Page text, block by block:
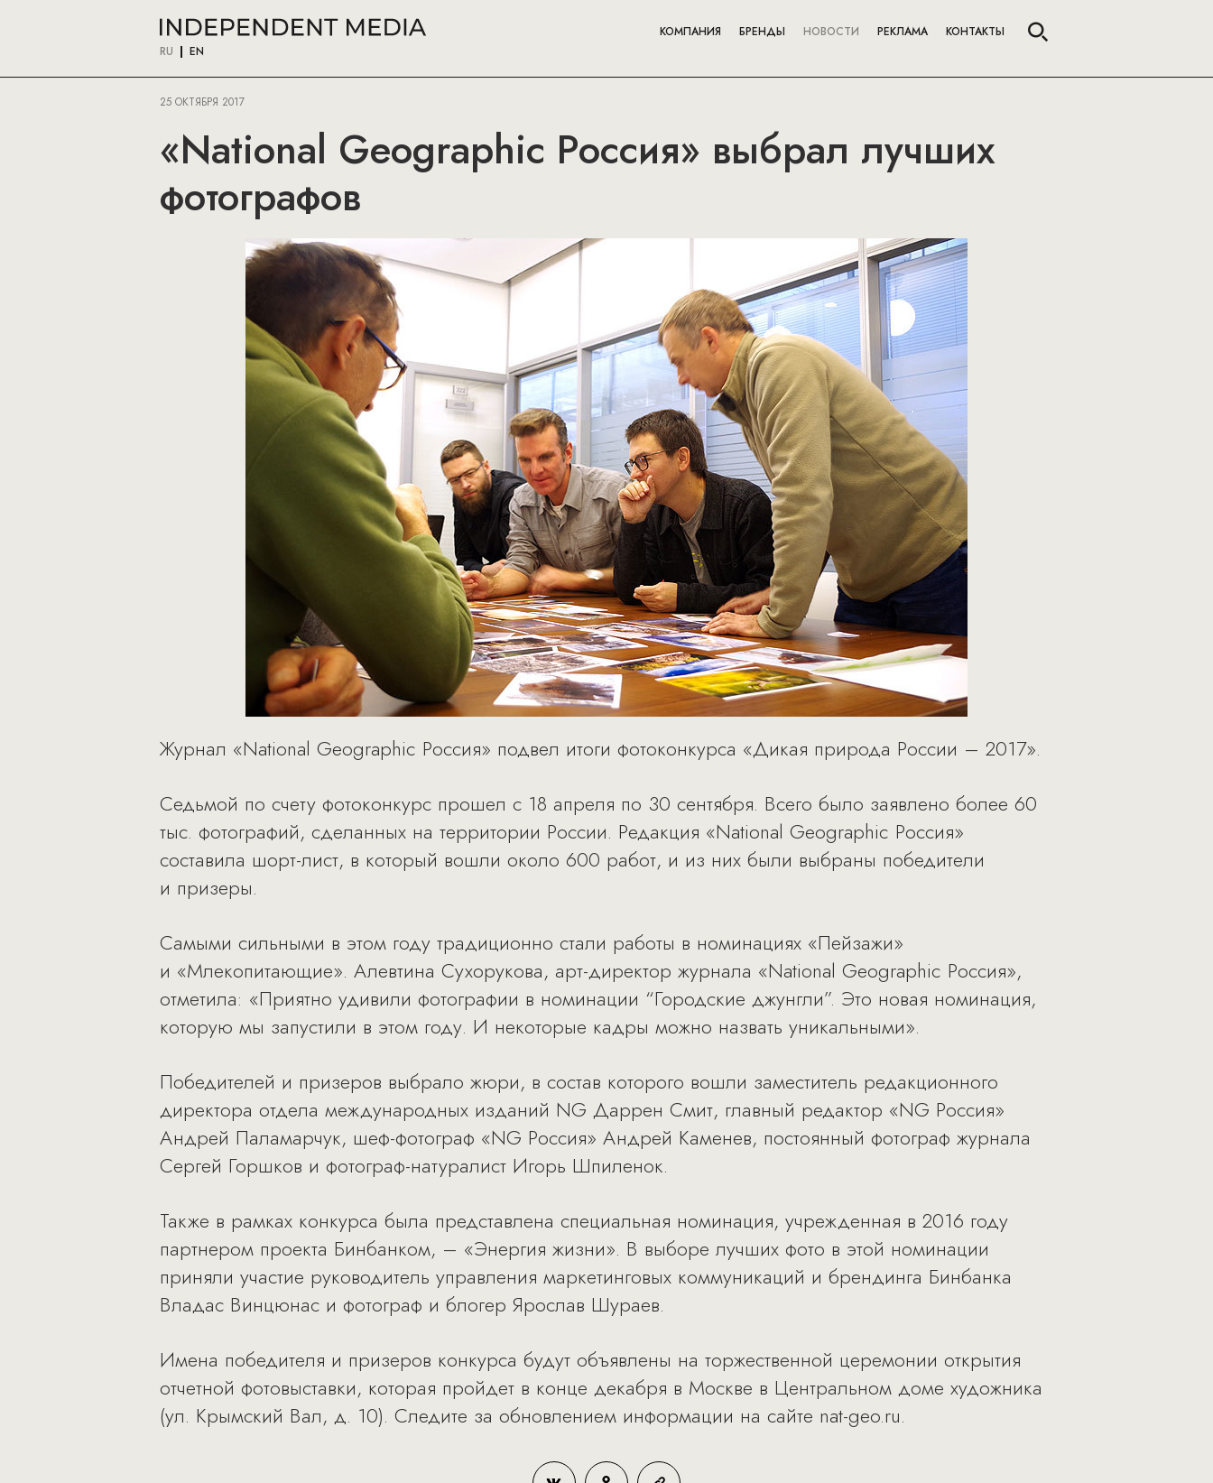
RU EN
КОМПАНИЯ БРЕНДЫ НОВОСТИ РЕКЛАМА КОНТАКТЫ
25 ОКТЯБРЯ 2017
«National Geographic Россия» выбрал лучших
фотографов
Журнал «National Geographic Россия» подвел итоги фотоконкурса «Дикая природа России – 2017».
Седьмой по счету фотоконкурс прошел с 18 апреля по 30 сентября. Всего было заявлено более 60
тыс. фотографий, сделанных на территории России. Редакция «National Geographic Россия»
составила шорт-лист, в который вошли около 600 работ, и из них были выбраны победители
и призеры.
Самыми сильными в этом году традиционно стали работы в номинациях «Пейзажи»
и «Млекопитающие». Алевтина Сухорукова, арт-директор журнала «National Geographic Россия»,
отметила: «Приятно удивили фотографии в номинации “Городские джунгли”. Это новая номинация,
которую мы запустили в этом году. И некоторые кадры можно назвать уникальными».
Победителей и призеров выбрало жюри, в состав которого вошли заместитель редакционного
директора отдела международных изданий NG Даррен Смит, главный редактор «NG Россия»
Андрей Паламарчук, шеф-фотограф «NG Россия» Андрей Каменев, постоянный фотограф журнала
Сергей Горшков и фотограф-натуралист Игорь Шпиленок.
Также в рамках конкурса была представлена специальная номинация, учрежденная в 2016 году
партнером проекта Бинбанком, – «Энергия жизни». В выборе лучших фото в этой номинации
приняли участие руководитель управления маркетинговых коммуникаций и брендинга Бинбанка
Владас Винцюнас и фотограф и блогер Ярослав Шураев.
Имена победителя и призеров конкурса будут объявлены на торжественной церемонии открытия
отчетной фотовыставки, которая пройдет в конце декабря в Москве в Центральном доме художника
(ул. Крымский Вал, д. 10). Следите за обновлением информации на сайте nat-geo.ru.